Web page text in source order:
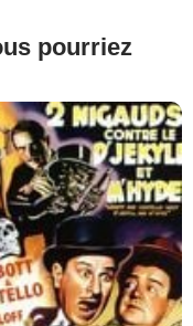
pourriez